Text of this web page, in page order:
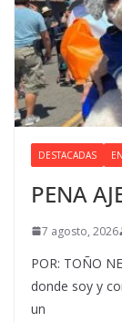
DESTACADAS
PENA
7 agosto, 2026
POR: TOÑO
donde soy y
un